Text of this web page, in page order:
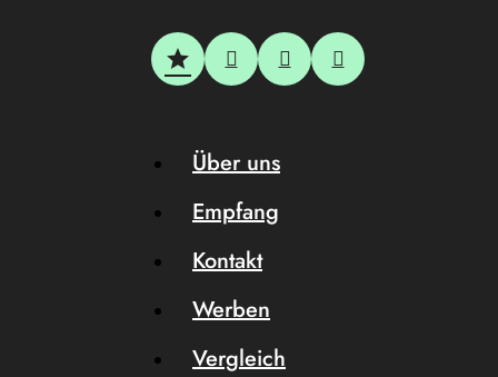
Über uns
Empfang
Kontakt
Werben
Vergleich